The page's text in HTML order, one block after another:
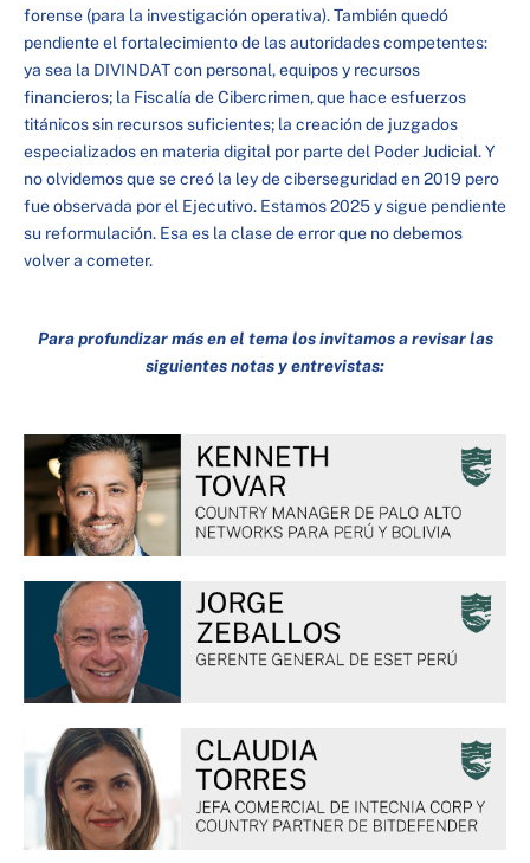
forense (para la investigación operativa). También quedó
pendiente el fortalecimiento de las autoridades competentes:
ya sea la DIVINDAT con personal, equipos y recursos
financieros; la Fiscalía de Cibercrimen, que hace esfuerzos
titánicos sin recursos suficientes; la creación de juzgados
especializados en materia digital por parte del Poder Judicial. Y
no olvidemos que se creó la ley de ciberseguridad en 2019 pero
fue observada por el Ejecutivo. Estamos 2025 y sigue pendiente
su reformulación. Esa es la clase de error que no debemos
volver a cometer.
Para profundizar más en el tema los invitamos a revisar las
siguientes notas y entrevistas: